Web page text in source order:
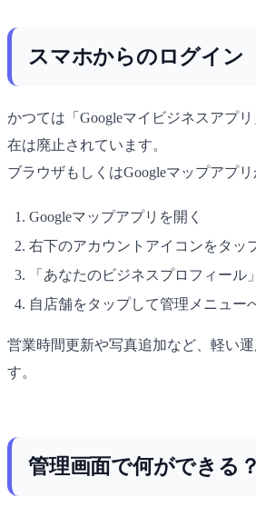
スマホからのログイン
かつては「Googleマイビジネスアプ
在は廃止されています。
ブラウザもしくはGoogleマップアプリ
Googleマップアプリを開く
右下のアカウントアイコンをタッ
「あなたのビジネスプロフィール
自店舗をタップして管理メニュー
営業時間更新や写真追加など、軽い
す。
管理画面で何ができる？